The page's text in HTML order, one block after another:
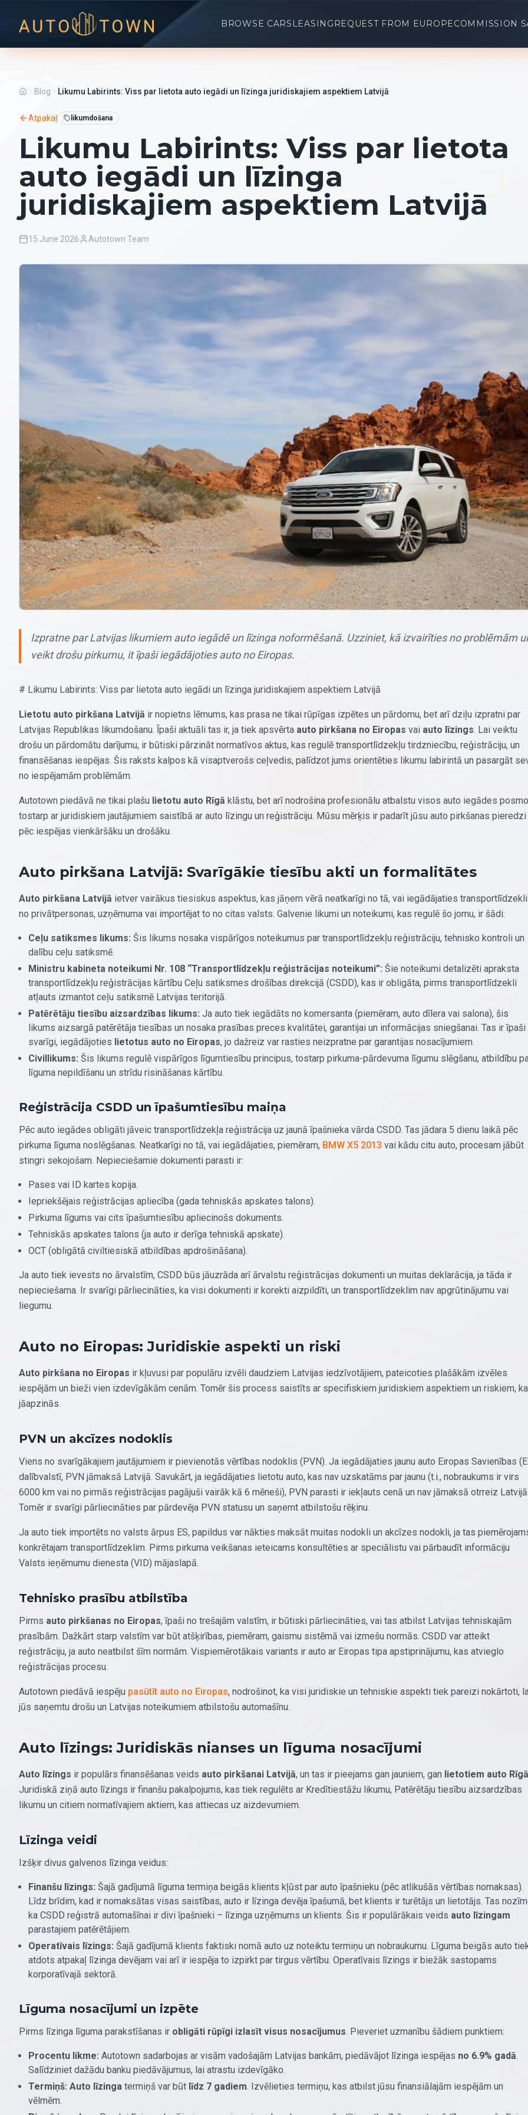
BROWSE CARS LEASING REQUEST FROM EUROPECOMMISSION
Blog Likumu Labirints: Viss par lietota auto iegādi un līzinga juridiskajiem aspektiem Latvijā
Atpakaļ likumdošana
Likumu Labirints: Viss par lietota
auto iegādi un līzinga
juridiskajiem aspektiem Latvijā
15 June 2026 Autotown Team
Izpratne par Latvijas likumiem auto iegādē un līzinga noformēšanā. Uzziniet, kā izvairīties no problēmām
veikt drošu pirkumu, it īpaši iegādājoties auto no Eiropas.
# Likumu Labirints: Viss par lietota auto iegādi un līzinga juridiskajiem aspektiem Latvijā
Lietotu auto pirkšana Latvijā ir nopietns lēmums, kas prasa ne tikai rūpīgas izpētes un pārdomu, bet arī dziļu izpratni par
Latvijas Republikas likumdošanu. Īpaši aktuāli tas ir, ja tiek apsvērta auto pirkšana no Eiropas vai auto līzings. Lai veiktu
drošu un pārdomātu darījumu, ir būtiski pārzināt normatīvos aktus, kas regulē transportlīdzekļu tirdzniecību, reģistrāciju, un
finansēšanas iespējas. Šis raksts kalpos kā visaptverošs ceļvedis, palīdzot jums orientēties likumu labirintā un pasargāt
no iespējamām problēmām.
Autotown piedāvā ne tikai plašu lietotu auto Rīgā klāstu, bet arī nodrošina profesionālu atbalstu visos auto iegādes
tostarp ar juridiskiem jautājumiem saistībā ar auto līzingu un reģistrāciju. Mūsu mērķis ir padarīt jūsu auto pirkšanas pieredzi
pēc iespējas vienkāršāku un drošāku.
Auto pirkšana Latvijā: Svarīgākie tiesību akti un formalitātes
Auto pirkšana Latvijā ietver vairākus tiesiskus aspektus, kas jāņem vērā neatkarīgi no tā, vai iegādājaties transportlīdzekli
no privātpersonas, uzņēmuma vai importējat to no citas valsts. Galvenie likumi un noteikumi, kas regulē šo jomu, ir šādi:
Ceļu satiksmes likums: Šis likums nosaka vispārīgos noteikumus par transportlīdzekļu reģistrāciju, tehnisko kontroli un
dalību ceļu satiksmē.
Ministru kabineta noteikumi Nr. 108 “Transportlīdzekļu reģistrācijas noteikumi”: Šie noteikumi detalizēti apraksta
transportlīdzekļu reģistrācijas kārtību Ceļu satiksmes drošības direkcijā (CSDD), kas ir obligāta, pirms transportlīdzekli
atļauts izmantot ceļu satiksmē Latvijas teritorijā.
Patērētāju tiesību aizsardzības likums: Ja auto tiek iegādāts no komersanta (piemēram, auto dīlera vai salona), šis
likums aizsargā patērētāja tiesības un nosaka prasības preces kvalitātei, garantijai un informācijas sniegšanai. Tas ir īpaši
svarīgi, iegādājoties lietotus auto no Eiropas, jo dažreiz var rasties neizpratne par garantijas nosacījumiem.
Civillikums: Šis likums regulē vispārīgos līgumtiesību principus, tostarp pirkuma-pārdevuma līgumu slēgšanu, atbildību
līguma nepildīšanu un strīdu risināšanas kārtību.
Reģistrācija CSDD un īpašumtiesību maiņa
Pēc auto iegādes obligāti jāveic transportlīdzekļa reģistrācija uz jaunā īpašnieka vārda CSDD. Tas jādara 5 dienu laikā pēc
pirkuma līguma noslēgšanas. Neatkarīgi no tā, vai iegādājaties, piemēram, BMW X5 2013 vai kādu citu auto, procesam jābūt
stingri sekojošam. Nepieciešamie dokumenti parasti ir:
Pases vai ID kartes kopija.
Iepriekšējais reģistrācijas apliecība (gada tehniskās apskates talons).
Pirkuma līgums vai cits īpašumtiesību apliecinošs dokuments.
Tehniskās apskates talons (ja auto ir derīga tehniskā apskate).
OCT (obligātā civiltiesiskā atbildības apdrošināšana).
Ja auto tiek ievests no ārvalstīm, CSDD būs jāuzrāda arī ārvalstu reģistrācijas dokumenti un muitas deklarācija, ja tāda ir
nepieciešama. Ir svarīgi pārliecināties, ka visi dokumenti ir korekti aizpildīti, un transportlīdzeklim nav apgrūtinājumu vai
liegumu.
Auto no Eiropas: Juridiskie aspekti un riski
Auto pirkšana no Eiropas ir kļuvusi par populāru izvēli daudziem Latvijas iedzīvotājiem, pateicoties plašākām izvēles
iespējām un bieži vien izdevīgākām cenām. Tomēr šis process saistīts ar specifiskiem juridiskiem aspektiem un riskiem,
jāapzinās.
PVN un akcīzes nodoklis
Viens no svarīgākajiem jautājumiem ir pievienotās vērtības nodoklis (PVN). Ja iegādājaties jaunu auto Eiropas Savienības
dalībvalstī, PVN jāmaksā Latvijā. Savukārt, ja iegādājaties lietotu auto, kas nav uzskatāms par jaunu (t.i., nobraukums ir virs
6000 km vai no pirmās reģistrācijas pagājuši vairāk kā 6 mēneši), PVN parasti ir iekļauts cenā un nav jāmaksā otrreiz
Tomēr ir svarīgi pārliecināties par pārdevēja PVN statusu un saņemt atbilstošu rēķinu.
Ja auto tiek importēts no valsts ārpus ES, papildus var nākties maksāt muitas nodokli un akcīzes nodokli, ja tas
konkrētajam transportlīdzeklim. Pirms pirkuma veikšanas ieteicams konsultēties ar speciālistu vai pārbaudīt informāciju
Valsts ieņēmumu dienesta (VID) mājaslapā.
Tehnisko prasību atbilstība
Pirms auto pirkšanas no Eiropas, īpaši no trešajām valstīm, ir būtiski pārliecināties, vai tas atbilst Latvijas tehniskajām
prasībām. Dažkārt starp valstīm var būt atšķirības, piemēram, gaismu sistēmā vai izmešu normās. CSDD var atteikt
reģistrāciju, ja auto neatbilst šīm normām. Vispiemērotākais variants ir auto ar Eiropas tipa apstiprinājumu, kas atvieglo
reģistrācijas procesu.
Autotown piedāvā iespēju pasūtīt auto no Eiropas, nodrošinot, ka visi juridiskie un tehniskie aspekti tiek pareizi nokārtoti,
jūs saņemtu drošu un Latvijas noteikumiem atbilstošu automašīnu.
Auto līzings: Juridiskās nianses un līguma nosacījumi
Auto līzings ir populārs finansēšanas veids auto pirkšanai Latvijā, un tas ir pieejams gan jauniem, gan lietotiem auto Rīgā
Juridiskā ziņā auto līzings ir finanšu pakalpojums, kas tiek regulēts ar Kredītiestāžu likumu, Patērētāju tiesību aizsardzības
likumu un citiem normatīvajiem aktiem, kas attiecas uz aizdevumiem.
Līzinga veidi
Izšķir divus galvenos līzinga veidus:
Finanšu līzings: Šajā gadījumā līguma termiņa beigās klients kļūst par auto īpašnieku (pēc atlikušās vērtības nomaksas).
Līdz brīdim, kad ir nomaksātas visas saistības, auto ir līzinga devēja īpašumā, bet klients ir turētājs un lietotājs. Tas
ka CSDD reģistrā automašīnai ir divi īpašnieki – līzinga uzņēmums un klients. Šis ir populārākais veids auto līzingam
parastajiem patērētājiem.
Operatīvais līzings: Šajā gadījumā klients faktiski nomā auto uz noteiktu termiņu un nobraukumu. Līguma beigās auto
atdots atpakaļ līzinga devējam vai arī ir iespēja to izpirkt par tirgus vērtību. Operatīvais līzings ir biežāk sastopams
korporatīvajā sektorā.
Līguma nosacījumi un izpēte
Pirms līzinga līguma parakstīšanas ir obligāti rūpīgi izlasīt visus nosacījumus. Pieveriet uzmanību šādiem punktiem:
Procentu likme: Autotown sadarbojas ar visām vadošajām Latvijas bankām, piedāvājot līzinga iespējas no 6.9% gadā.
Salīdziniet dažādu banku piedāvājumus, lai atrastu izdevīgāko.
Termiņš: Auto līzinga termiņš var būt līdz 7 gadiem. Izvēlieties termiņu, kas atbilst jūsu finansiālajām iespējām un
vēlmēm.